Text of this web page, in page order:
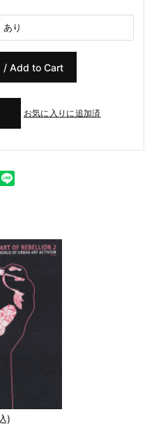
あり
お気に入りに追加済
)